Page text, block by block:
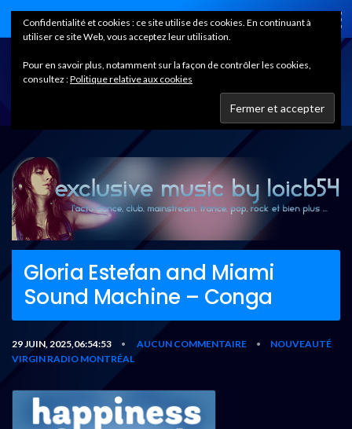
Home
Gloria Estefan and Miami
Sound Machine – Conga
29 JUIN, 2025,06:54:53 • AUCUN COMMENTAIRE •
NOUVEAUTÉ
VIRGIN RADIO MONTRÉAL
Confidentialité et cookies : ce site utilise des cookies. En continuant à
utiliser ce site Web, vous acceptez leur utilisation.
Pour en savoir plus, notamment sur la façon de contrôler les cookies,
consultez :Politique relative aux cookies